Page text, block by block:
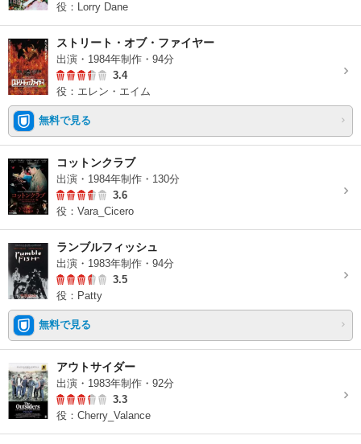
役：Lorry Dane
ストリート・オブ・ファイヤー
出演・1984年制作・94分
3.4
役：エレン・エイム
無料で見る
コットンクラブ
出演・1984年制作・130分
3.6
役：Vara_Cicero
ランブルフィッシュ
出演・1983年制作・94分
3.5
役：Patty
無料で見る
アウトサイダー
出演・1983年制作・92分
3.3
役：Cherry_Valance